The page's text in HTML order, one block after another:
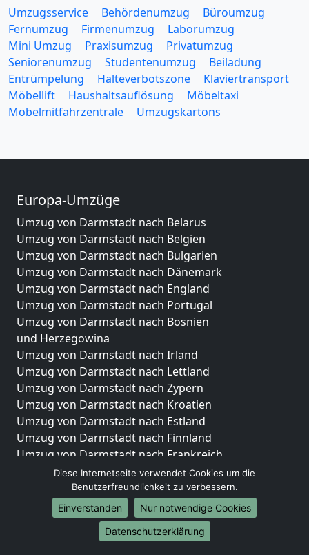
Umzugsservice Behördenumzug
Büroumzug
Fernumzug
Firmenumzug
Laborumzug
Mini Umzug
Praxisumzug
Privatumzug
Seniorenumzug
Studentenumzug
Beiladung
Entrümpelung
Halteverbotszone
Klaviertransport
Möbellift
Haushaltsauflösung
Möbeltaxi
Möbelmitfahrzentrale
Umzugskartons
Europa-Umzüge
Umzug von Darmstadt nach Belarus
Umzug von Darmstadt nach Belgien
Umzug von Darmstadt nach Bulgarien
Umzug von Darmstadt nach Dänemark
Umzug von Darmstadt nach England
Umzug von Darmstadt nach Portugal
Umzug von Darmstadt nach Bosnien
und Herzegowina
Umzug von Darmstadt nach Irland
Umzug von Darmstadt nach Lettland
Umzug von Darmstadt nach Zypern
Umzug von Darmstadt nach Kroatien
Umzug von Darmstadt nach Estland
Umzug von Darmstadt nach Finnland
Umzug von Darmstadt nach Frankreich
Umzug von Darmstadt nach Griechenland
Umzug von Darmstadt nach Italien
Umzug von Darmstadt nach Liechtenstein
Umzug von Darmstadt nach Luxemburg
Umzug von Darmstadt nach Niederlande
Diese Internetseite verwendet Cookies um die
Benutzerfreundlichkeit zu verbessern.
Einverstanden
Nur notwendige Cookies
Datenschutzerklärung